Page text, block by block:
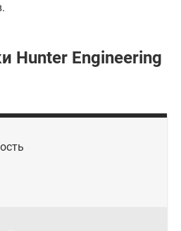
Hunter Engineering